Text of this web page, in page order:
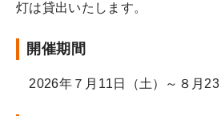
灯は貸出いたします。
開催期間
2026年７月11日（土）～８月23